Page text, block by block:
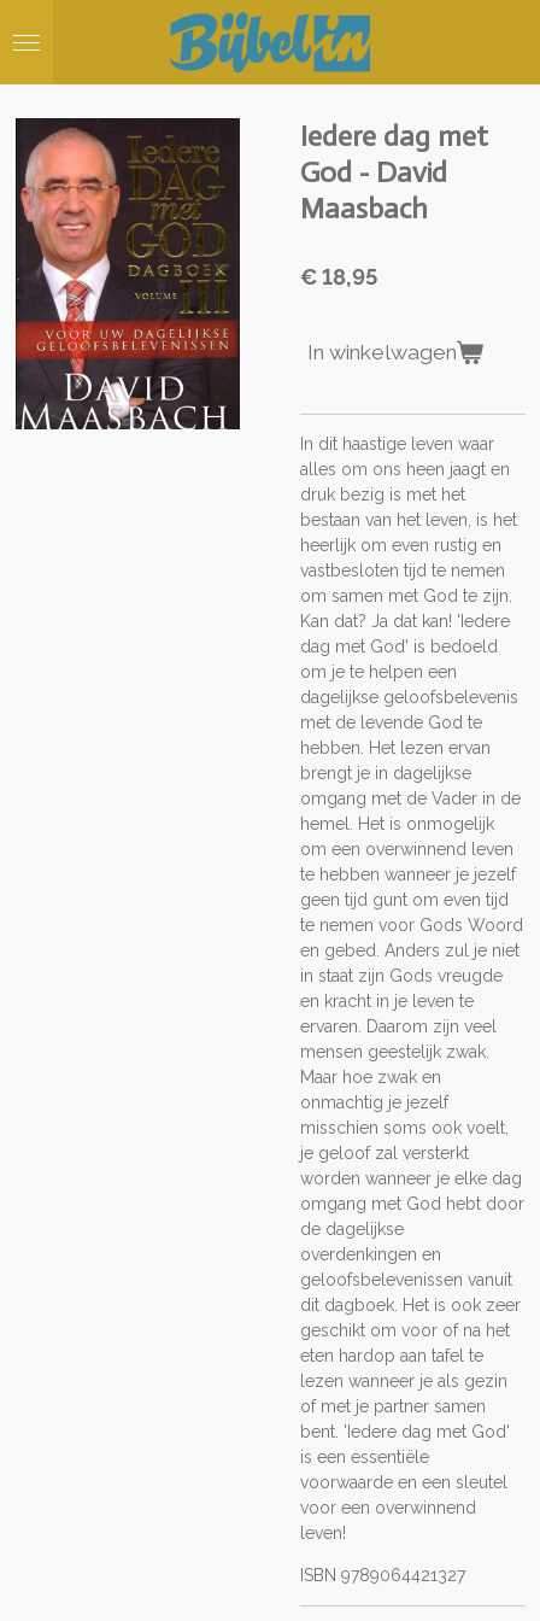
direct
hoofdinhoud
Iedere dag met
God - David
Maasbach
€ 18,95
In winkelwagen
In dit haastige leven waar
alles om ons heen jaagt en
druk bezig is met het
bestaan van het leven, is het
heerlijk om even rustig en
vastbesloten tijd te nemen
om samen met God te zijn.
Kan dat? Ja dat kan! 'Iedere
dag met God' is bedoeld
om je te helpen een
dagelijkse geloofsbelevenis
met de levende God te
hebben. Het lezen ervan
brengt je in dagelijkse
omgang met de Vader in de
hemel. Het is onmogelijk
om een overwinnend leven
te hebben wanneer je jezelf
geen tijd gunt om even tijd
te nemen voor Gods Woord
en gebed. Anders zul je niet
in staat zijn Gods vreugde
en kracht in je leven te
ervaren. Daarom zijn veel
mensen geestelijk zwak.
Maar hoe zwak en
onmachtig je jezelf
misschien soms ook voelt,
je geloof zal versterkt
worden wanneer je elke dag
omgang met God hebt door
de dagelijkse
overdenkingen en
geloofsbelevenissen vanuit
dit dagboek. Het is ook zeer
geschikt om voor of na het
eten hardop aan tafel te
lezen wanneer je als gezin
of met je partner samen
bent. 'Iedere dag met God'
is een essentiële
voorwaarde en een sleutel
voor een overwinnend
leven!
ISBN 9789064421327